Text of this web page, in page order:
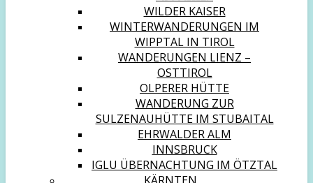
WILDER KAISER
WINTERWANDERUNGEN IM
WIPPTAL IN TIROL
WANDERUNGEN LIENZ –
OSTTIROL
OLPERER HÜTTE
WANDERUNG ZUR
SULZENAUHÜTTE IM STUBAITAL
EHRWALDER ALM
INNSBRUCK
IGLU ÜBERNACHTUNG IM ÖTZTAL